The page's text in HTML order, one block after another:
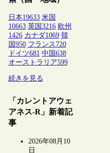
日本19633 米国
10663 英国 3216 欧州
1426 カナダ1069 韓
国 950 フランス 720
ドイツ681 中国 638
オーストラリア599
続きを見る
「カレントアウェ
アネス-R」新着記
事
2026年08月10
日